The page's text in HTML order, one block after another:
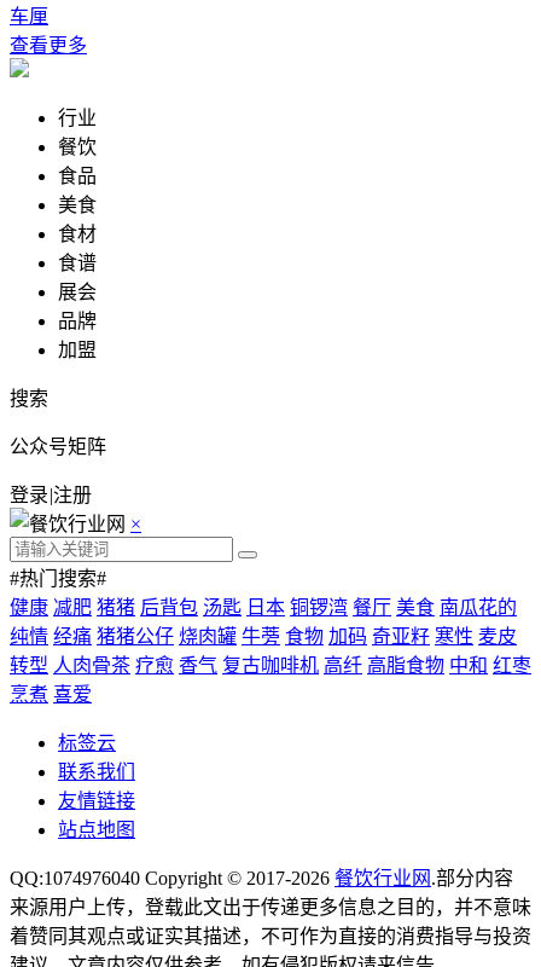
车厘
查看更多
行业
餐饮
食品
美食
食材
食谱
展会
品牌
加盟
搜索
公众号矩阵
登录|注册
×
#热门搜索#
健康 减肥 猪猪 后背包 汤匙 日本 铜锣湾 餐厅 美食 南瓜花的
纯情 经痛 猪猪公仔 烧肉罐 牛蒡 食物 加码 奇亚籽 寒性 麦皮
转型 人肉骨茶 疗愈 香气 复古咖啡机 高纤 高脂食物 中和 红枣
烹煮 喜爱
标签云
联系我们
友情链接
站点地图
QQ:1074976040 Copyright © 2017-2026 餐饮行业网 .部分内容
来源用户上传，登载此文出于传递更多信息之目的，并不意味
着赞同其观点或证实其描述，不可作为直接的消费指导与投资